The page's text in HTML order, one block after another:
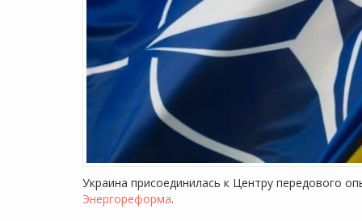
Украина присоединилась к Центру передового
Энергореформа.